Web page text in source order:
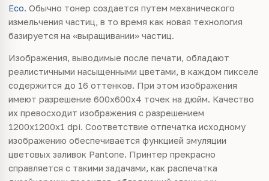
Eco. Обычно тонер создается путем механического
измельчения частиц, в то время как новая технология
базируется на «выращивании» частиц.
Изображения, выводимые после печати, обладают
реалистичными насыщенными цветами, в каждом пикселе
содержится до 16 оттенков. При этом изображения
имеют разрешение 600х600x4 точек на дюйм. Качество
их превосходит изображения с разрешением
1200х1200х1 dpi. Соответствие отпечатка исходному
изображению обеспечивается функцией эмуляции
цветовых заливок Pantone. Принтер прекрасно
справляется с такими задачами, как распечатка